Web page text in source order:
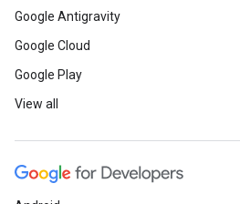
Google Antigravity
Google Cloud
Google Play
View all